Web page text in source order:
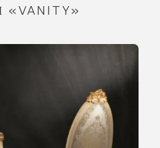
«VANITY»